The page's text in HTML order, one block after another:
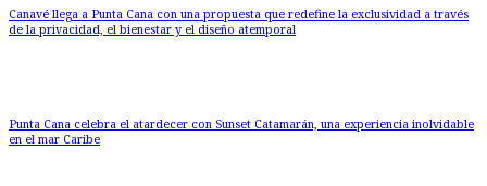
Canavé llega a Punta Cana con una propuesta que redefine la exclusividad a través
de la privacidad, el bienestar y el diseño atemporal
Punta Cana celebra el atardecer con Sunset Catamarán, una experiencia inolvidable
en el mar Caribe